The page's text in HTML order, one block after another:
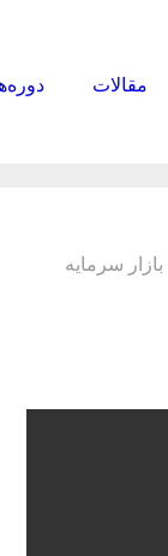
مقالات
سرمایه